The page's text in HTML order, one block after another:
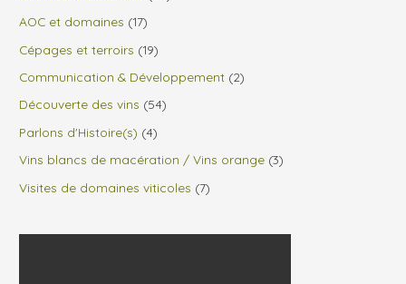
AOC et domaines (17)
Cépages et terroirs (19)
Communication & Développement (2)
Découverte des vins (54)
Parlons d'Histoire(s) (4)
Vins blancs de macération / Vins orange (3)
Visites de domaines viticoles (7)